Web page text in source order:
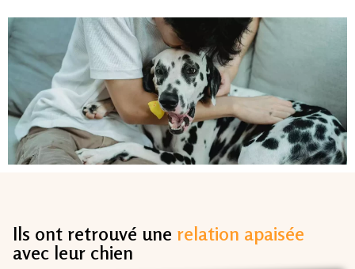
Ils ont retrouvé une relation apaisée
avec leur chien